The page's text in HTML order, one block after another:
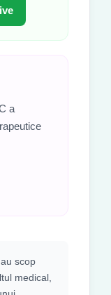
a
scop
medical,